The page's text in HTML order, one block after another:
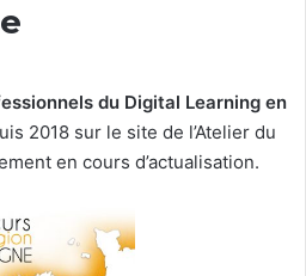
du Digital Learning en
2018 sur le site de l’Atelier du
en cours d’actualisation.